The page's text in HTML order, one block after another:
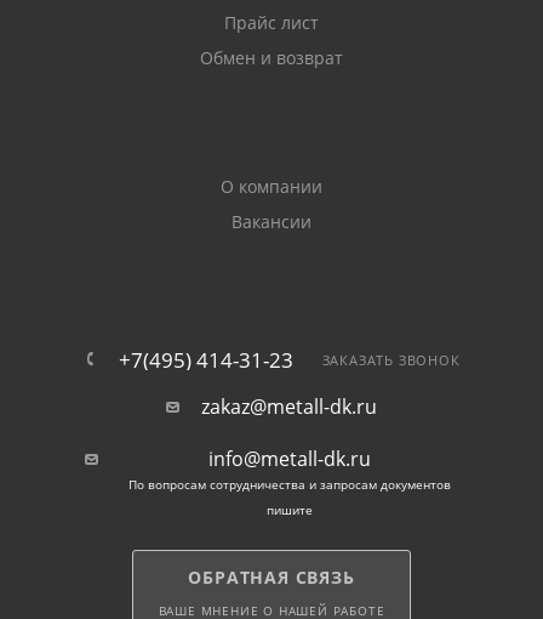
Прайс лист
Обмен и возврат
О компании
Вакансии
+7(495) 414-31-23 ЗАКАЗАТЬ ЗВОНОК
zakaz@metall-dk.ru
info@metall-dk.ru
По вопросам сотрудничества и запросам документов
пишите
ОБРАТНАЯ СВЯЗЬ
ВАШЕ МНЕНИЕ О НАШЕЙ РАБОТЕ